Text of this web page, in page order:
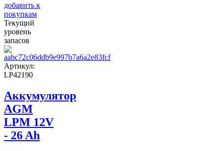
добавить к
покупкам
Текущий
уровень
запасов
Артикул:
LP42190
Аккумулятор
AGM
LPM 12V
- 26 Ah